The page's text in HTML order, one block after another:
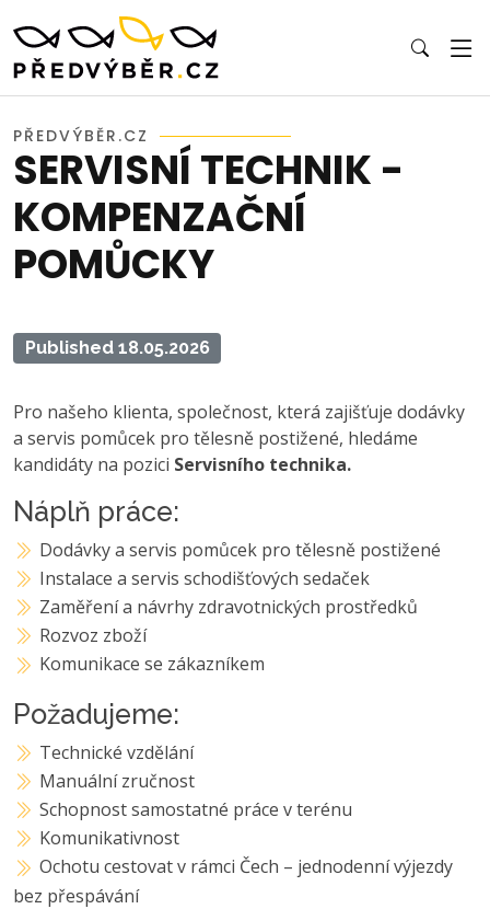
PŘEDVÝBĚR.CZ
SERVISNÍ TECHNIK -
KOMPENZAČNÍ
POMŮCKY
Published 18.05.2026
Pro našeho klienta, společnost, která zajišťuje dodávky
a servis pomůcek pro tělesně postižené, hledáme
kandidáty na pozici Servisního technika.
Náplň práce:
Dodávky a servis pomůcek pro tělesně postižené
Instalace a servis schodišťových sedaček
Zaměření a návrhy zdravotnických prostředků
Rozvoz zboží
Komunikace se zákazníkem
Požadujeme:
Technické vzdělání
Manuální zručnost
Schopnost samostatné práce v terénu
Komunikativnost
Ochotu cestovat v rámci Čech – jednodenní výjezdy
bez přespávání